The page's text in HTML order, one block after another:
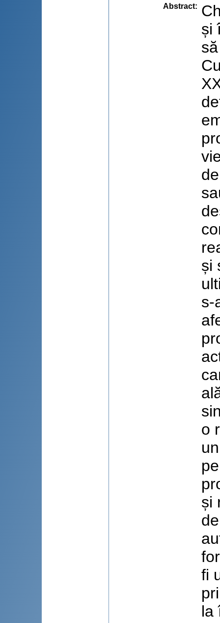
Abstract:
și
și
s-
o
și
fi
la